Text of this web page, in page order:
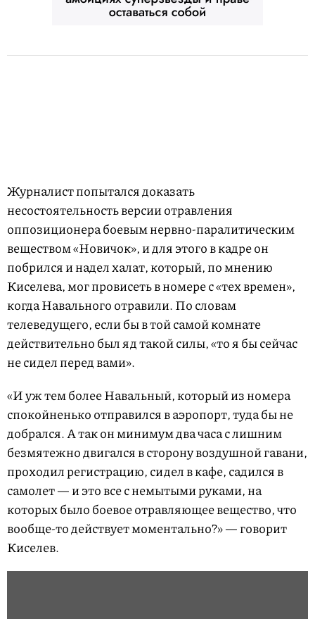
Журналист попытался доказать
несостоятельность версии отравления
оппозиционера боевым нервно-паралитическим
веществом «Новичок», и для этого в кадре он
побрился и надел халат, который, по мнению
Киселева, мог провисеть в номере с «тех времен»,
когда Навального отравили. По словам
телеведущего, если бы в той самой комнате
действительно был яд такой силы, «то я бы сейчас
не сидел перед вами».
«И уж тем более Навальный, который из номера
спокойненько отправился в аэропорт, туда бы не
добрался. А так он минимум два часа с лишним
безмятежно двигался в сторону воздушной гавани,
проходил регистрацию, сидел в кафе, садился в
самолет — и это все с немытыми руками, на
которых было боевое отравляющее вещество, что
вообще-то действует моментально?» — говорит
Киселев.